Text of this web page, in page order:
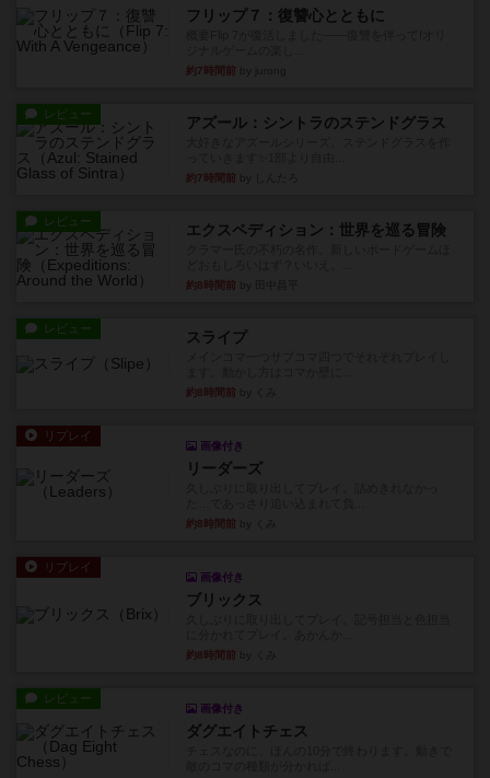
フリップ７：復讐心とともに
約7時間前
レビュー アズール：シントラのステンドグラス
約7時間前
レビュー エクスペディション：世界を巡る冒険
約8時間前
レビュー スライプ
約8時間前
リプレイ
画像付き
リーダーズ
約8時間前
リプレイ
画像付き
ブリックス
約8時間前
レビュー
画像付き
ダグエイトチェス